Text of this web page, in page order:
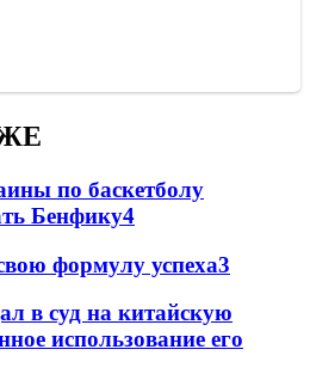
по баскетболу
Бенфику4
формулу успеха3
в суд на китайскую
использование его